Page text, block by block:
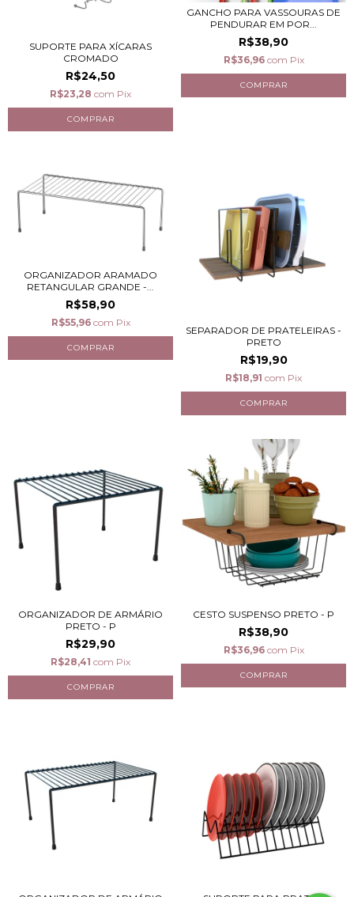
SUPORTE PARA XÍCARAS
CROMADO
R$24,50
R$23,28 com Pix
GANCHO PARA VASSOURAS DE
PENDURAR EM POR...
R$38,90
R$36,96 com Pix
ORGANIZADOR ARAMADO
RETANGULAR GRANDE -...
R$58,90
R$55,96 com Pix
SEPARADOR DE PRATELEIRAS -
PRETO
R$19,90
R$18,91 com Pix
ORGANIZADOR DE ARMÁRIO
PRETO - P
R$29,90
R$28,41 com Pix
CESTO SUSPENSO PRETO - P
R$38,90
R$36,96 com Pix